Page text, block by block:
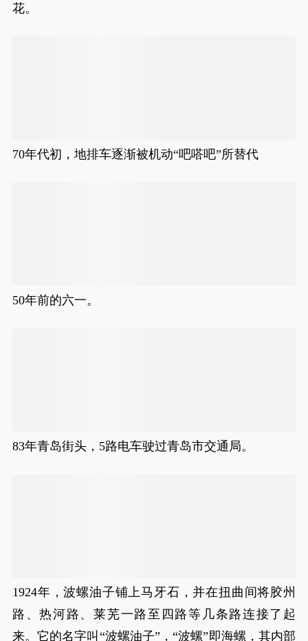
花。
70年代初，地排车逐渐被机动“吧嗒吧”所替代
50年前的六一。
83年青岛街头，5路电车驶过青岛市交通局。
1924年，波螺油子铺上马牙石，并在扭曲间将胶州
路、热河路、莱芜一路至四路等几条路连接了起
来。它的名字叫“波螺油子”，“波螺”即海螺，其内部